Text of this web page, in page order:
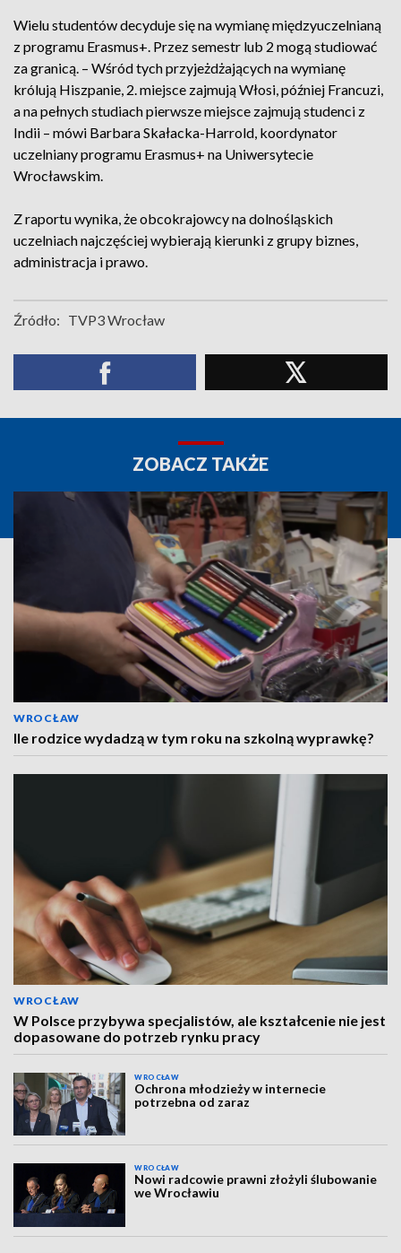
Wielu studentów decyduje się na wymianę międzyuczelnianą
z programu Erasmus+. Przez semestr lub 2 mogą studiować
za granicą. – Wśród tych przyjeżdżających na wymianę
królują Hiszpanie, 2. miejsce zajmują Włosi, później Francuzi,
a na pełnych studiach pierwsze miejsce zajmują studenci z
Indii – mówi Barbara Skałacka-Harrold, koordynator
uczelniany programu Erasmus+ na Uniwersytecie
Wrocławskim.
Z raportu wynika, że obcokrajowcy na dolnośląskich
uczelniach najczęściej wybierają kierunki z grupy biznes,
administracja i prawo.
Źródło: TVP3 Wrocław
ZOBACZ TAKŻE
WROCŁAW
Ile rodzice wydadzą w tym roku na szkolną wyprawkę?
WROCŁAW
W Polsce przybywa specjalistów, ale kształcenie nie jest
dopasowane do potrzeb rynku pracy
WROCŁAW
Ochrona młodzieży w internecie
potrzebna od zaraz
WROCŁAW
Nowi radcowie prawni złożyli ślubowanie
we Wrocławiu